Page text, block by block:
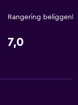
Rangering
7,0